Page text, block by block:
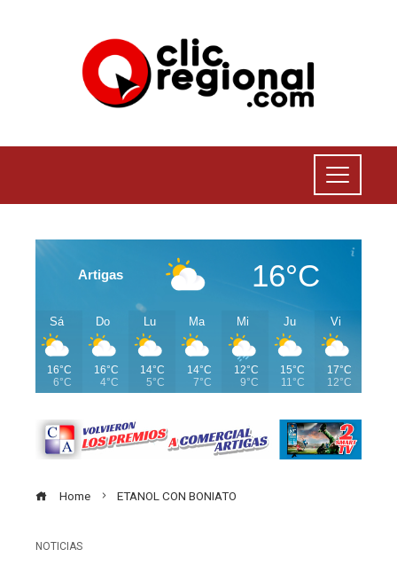
Artigas 16°C
Sá
16°C
6°C
Do
16°C
4°C
Lu
14°C
5°C
Ma
14°C
7°C
Mi
12°C
9°C
Ju
15°C
11°C
Vi
17°C
12°C
Home ETANOL CON BONIATO
NOTICIAS